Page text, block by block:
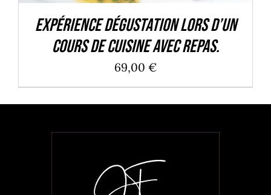
Expérience dégustation lors d’un
cours de cuisine avec repas.
69,00 €